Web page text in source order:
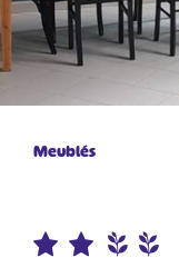
Meublés